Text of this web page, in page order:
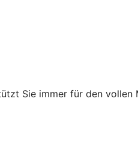
Sie immer für den vollen